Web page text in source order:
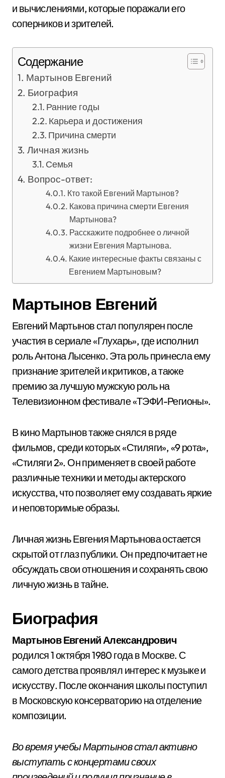
и вычислениями, которые поражали его
соперников и зрителей.
Содержание
Мартынов Евгений
Биография
Ранние годы
Карьера и достижения
Причина смерти
Личная жизнь
Семья
Вопрос-ответ:
Кто такой Евгений Мартынов?
Какова причина смерти Евгения
Мартынова?
Расскажите подробнее о личной
жизни Евгения Мартынова.
Какие интересные факты связаны с
Евгением Мартыновым?
Мартынов Евгений
Евгений Мартынов стал популярен после
участия в сериале «Глухарь», где исполнил
роль Антона Лысенко. Эта роль принесла ему
признание зрителей и критиков, а также
премию за лучшую мужскую роль на
Телевизионном фестивале «ТЭФИ-Регионы».
В кино Мартынов также снялся в ряде
фильмов, среди которых «Стиляги», «9 рота»,
«Стиляги 2». Он применяет в своей работе
различные техники и методы актерского
искусства, что позволяет ему создавать яркие
и неповторимые образы.
Личная жизнь Евгения Мартынова остается
скрытой от глаз публики. Он предпочитает не
обсуждать свои отношения и сохранять свою
личную жизнь в тайне.
Биография
Мартынов Евгений Александрович
родился 1 октября 1980 года в Москве. С
самого детства проявлял интерес к музыке и
искусству. После окончания школы поступил
в Московскую консерваторию на отделение
композиции.
Во время учебы Мартынов стал активно
выступать с концертами своих